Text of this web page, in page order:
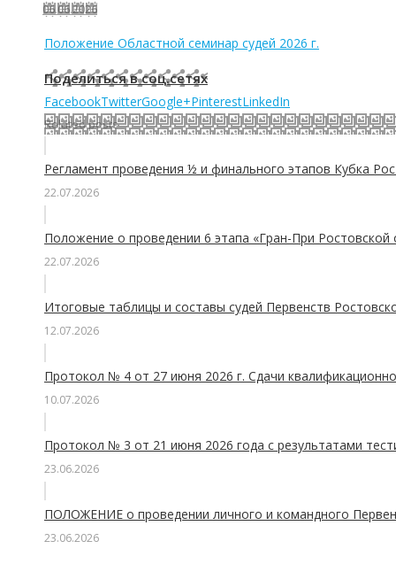
06.06.2026
Положение Областной семинар судей 2026 г.
Поделиться в соц.сетях
FacebookTwitterGoogle+PinterestLinkedIn
Related posts
Регламент проведения ½ и финального этапов Кубка
22.07.2026
Положение о проведении 6 этапа «Гран-При
22.07.2026
Итоговые таблицы и составы судей Первенств
12.07.2026
Протокол № 4 от 27 июня 2026 г. Сдачи
10.07.2026
Протокол № 3 от 21 июня 2026 года с результатами
23.06.2026
ПОЛОЖЕНИЕ о проведении личного и командного
23.06.2026